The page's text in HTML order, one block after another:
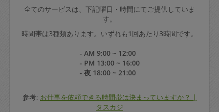
全てのサービスは、下記曜日・時間にてご提供していま
す。
時間帯は3種類あります。いずれも1回あたり3時間です。
- AM 9:00 ~ 12:00
- PM 13:00 ~ 16:00
- 夜 18:00 ~ 21:00
参考: お仕事を依頼できる時間帯は決まっていますか？ |
タスカジ